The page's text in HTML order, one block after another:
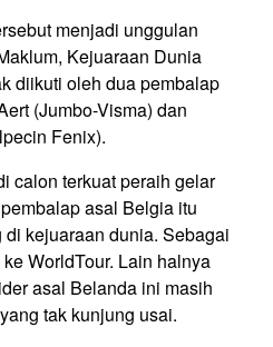
menjadi unggulan
Kejuaraan Dunia
diikuti oleh dua pembalap
(Jumbo-Visma) dan
Fenix).
calon terkuat peraih gelar
asal Belgia itu
kejuaraan dunia. Sebagai
WorldTour. Lain halnya
asal Belanda ini masih
tak kunjung usai.